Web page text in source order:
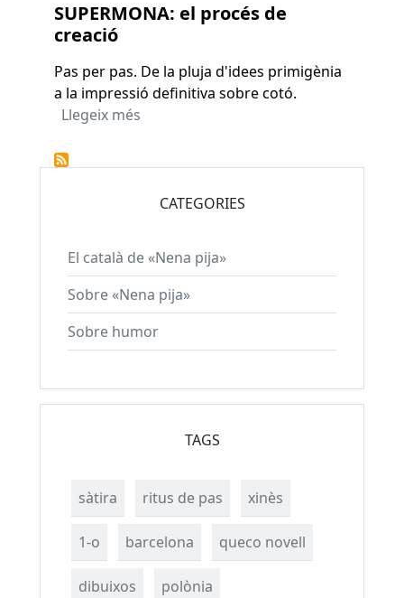
SUPERMONA: el procés de
creació
Pas per pas. De la pluja d'idees primigènia
a la impressió definitiva sobre cotó.
Llegeix més
CATEGORIES
El català de «Nena pija»
Sobre «Nena pija»
Sobre humor
TAGS
sàtira ritus de pas xinès
1-o barcelona queco novell
dibuixos polònia